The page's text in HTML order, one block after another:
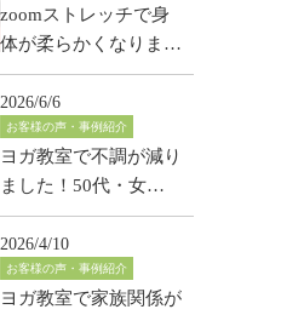
zoomストレッチで身
体が柔らかくなりまし
た！50代・女性
2026/6/6
お客様の声・事例紹介
ヨガ教室で不調が減り
ました！50代・女
性・五反田教室
2026/4/10
お客様の声・事例紹介
ヨガ教室で家族関係が